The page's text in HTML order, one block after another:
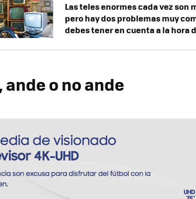
Las teles enormes cada vez son
pero hay dos problemas muy
debes tener en cuenta a la hora
o no ande